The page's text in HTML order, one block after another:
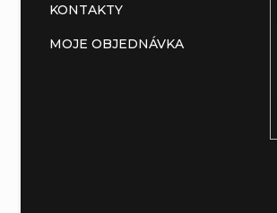
KONTAKTY
MOJE OBJEDNÁVKA